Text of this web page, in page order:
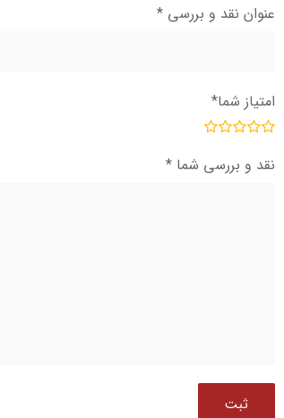
عنوان نقد و بررسی *
امتیاز شما*
نقد و بررسی شما *